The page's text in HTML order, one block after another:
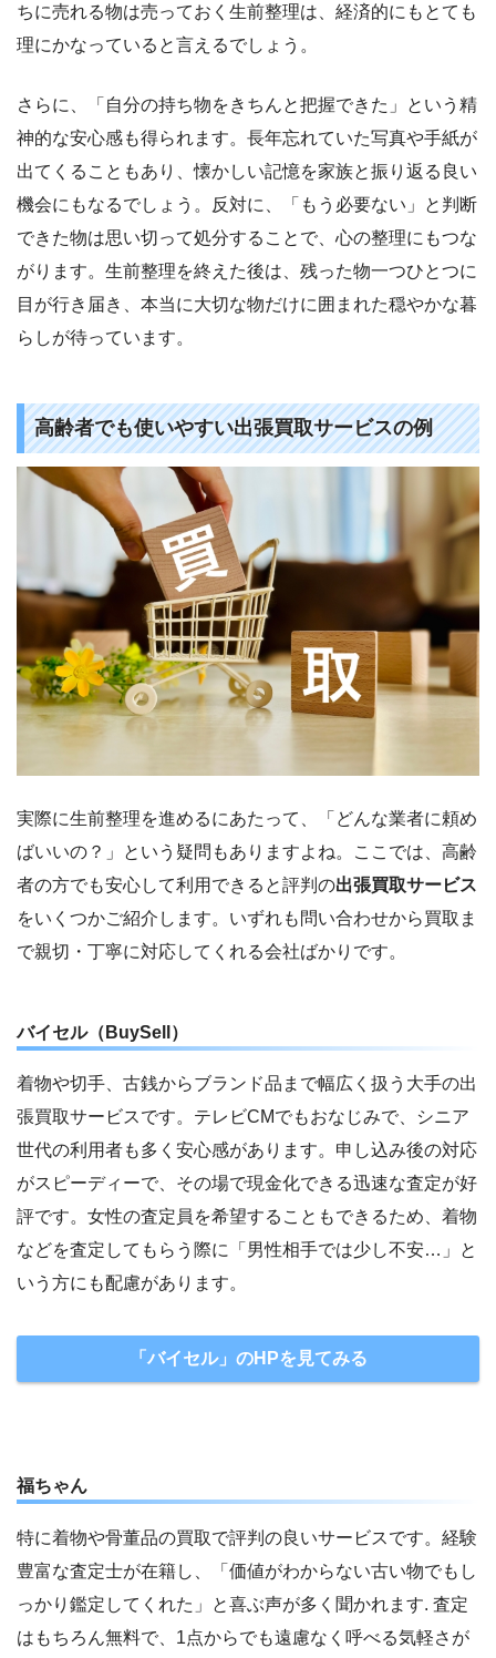
ちに売れる物は売っておく生前整理は、経済的にもとても
理にかなっていると言えるでしょう。
さらに、「自分の持ち物をきちんと把握できた」という精
神的な安心感も得られます。長年忘れていた写真や手紙が
出てくることもあり、懐かしい記憶を家族と振り返る良い
機会にもなるでしょう。反対に、「もう必要ない」と判断
できた物は思い切って処分することで、心の整理にもつな
がります。生前整理を終えた後は、残った物一つひとつに
目が行き届き、本当に大切な物だけに囲まれた穏やかな暮
らしが待っています。
高齢者でも使いやすい出張買取サービスの例
実際に生前整理を進めるにあたって、「どんな業者に頼め
ばいいの？」という疑問もありますよね。ここでは、高齢
者の方でも安心して利用できると評判の出張買取サービス
をいくつかご紹介します。いずれも問い合わせから買取ま
で親切・丁寧に対応してくれる会社ばかりです。
バイセル（BuySell）
着物や切手、古銭からブランド品まで幅広く扱う大手の出
張買取サービスです。テレビCMでもおなじみで、シニア
世代の利用者も多く安心感があります。申し込み後の対応
がスピーディーで、その場で現金化できる迅速な査定が好
評です。女性の査定員を希望することもできるため、着物
などを査定してもらう際に「男性相手では少し不安…」と
いう方にも配慮があります。
「バイセル」のHPを見てみる
福ちゃん
特に着物や骨董品の買取で評判の良いサービスです。経験
豊富な査定士が在籍し、「価値がわからない古い物でもし
っかり鑑定してくれた」と喜ぶ声が多く聞かれます. 査定
はもちろん無料で、1点からでも遠慮なく呼べる気軽さが